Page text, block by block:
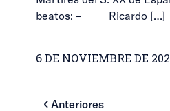
beatos: – Ricardo […]
6 DE NOVIEMBRE DE
Anteriores